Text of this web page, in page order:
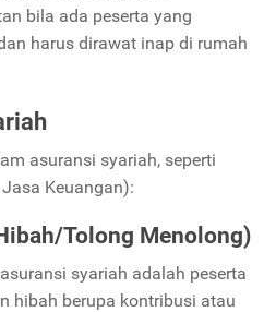
bila ada peserta yang
harus dirawat inap di rumah
asuransi syariah, seperti
Keuangan):
Tolong Menolong)
syariah adalah peserta
hibah berupa kontribusi atau